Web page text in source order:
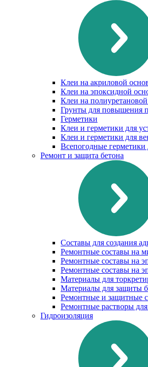
Клеи на акриловой
Клеи на эпоксидной
Клеи на
Грунты для повышения
Герметики
Клеи и герметики для
Клеи и герметики для
Всепогодные
Ремонт и защита бетона
Составы для создания
Ремонтные составы на
Ремонтные составы на
Ремонтные составы на
Материалы для
Материалы для защиты
Ремонтные и защитные
Ремонтные растворы
Гидроизоляция